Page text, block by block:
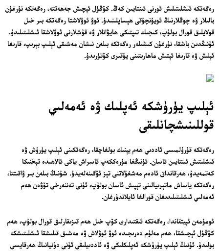
رەگەتكە ئىشلىتىلىش ئورنى ئىنتايىن كەڭ. كۆڭۈل ئېچىش جەھەتتە، رەگەتكە نۇرغۇن
بالىلار ۋە چوڭلارنىڭ ئويۇنچۇقى ھېساپلىنىدۇ. ئوۋ ئوۋلاشتا رەگەتكە بىر خىل
قولايلىق قورال بولۇپ، كىچىك تىپتىكى ھايۋانلار ۋە قۇشلارنى ئوۋلاشقا ئىشلىتىلىدۇ.
ئۇنىڭدىن باشقا، نۇرغۇن كىشىلەر رەگەتكە بىلەن نىشان مەشىقى ئېلىپ بېرىپ، قارىغا
ئېلىش ۋە قارىغا ئېتىش ماھارىتىنى يۇقىرى كۆتۈرىدۇ.
ئېلىپ يۈرۈشكە ئەپلىك ۋە ئەمەلىي
قوللىنىشچانلىقى
رەگەتكە قۇرۇلمىسى ئاددىي ھەم يېنىك بولغاچقا، رەگەتكىنى ئېلىپ يۈرۈش ۋە
ئىشلىتىش ئىنتايىن ئاسان. ئۇنىڭغا مۇرەككەپ ئاسراش ياكى ئالاھىدە تېخنىكا
كەتمەيدۇ، ھەرقانداق ئادەم مەشغۇلاتنى تېز ئۆگىنەلەيدۇ. شۇنىڭ بىلەن بىر ۋاقىتتا،
رەگەتكە ياساش ماتېرىيالىنى تېپىش ئاسان بولۇپ، ئۇنى تەننەرخى تۆۋەن ھەم
ئەمەلىي ئىشلىتىلىدىغان قورالغا ئايلاندۇرغان.
ئومۇمەن ئېيتقاندا، رەگەتكە ئىقتىدارى كۆپ خىل ھەم قىزىقارلىق قورال بولۇپ، ھەم
كۆڭۈل ئېچىشقا، ھەم مەلۇم دەرىجىدە ئوۋ ئوۋلاش ۋە مەشىق قىلىشقا ئىشلىتىشكە
بولىدۇ. ئۇنىڭ ئېلىپ يۈرۈشكە ئەپلىكلىكى ۋە ئاددىيلىقى ئۇنى دۇنيانىڭ ھەرقايسى